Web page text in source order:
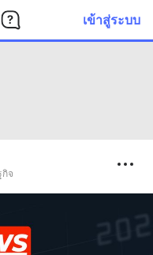
เข้าสู่ระบบ
จ